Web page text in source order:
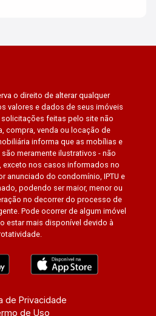
o direito de alterar qualquer
valores e dados de seus imóveis
feitas pelo site não
compra, venda ou locação de
informa que as mobílias e
meramente ilustrativos - não
exceto nos casos informados no
anunciado do condomínio, IPTU e
podendo ser maior, menor ou
no decorrer do processo de
Pode ocorrer de algum imóvel
estar mais disponível devido à
de Privacidade
de Uso